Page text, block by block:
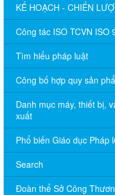
KẾ HOẠCH - CHIẾN
Công tác ISO TCVN ISO
Tìm hiểu pháp luật
Công bố hợp quy sản
Danh mục máy, thiết bị,
xuất
Phổ biến Giáo dục Pháp
Search
Đoàn thể Sở Công